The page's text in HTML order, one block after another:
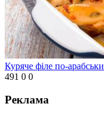
Куряче філе по-
491 0 0
Реклама